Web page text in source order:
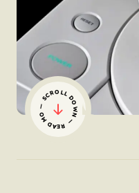
— SCROLL DOWN — READ MORE